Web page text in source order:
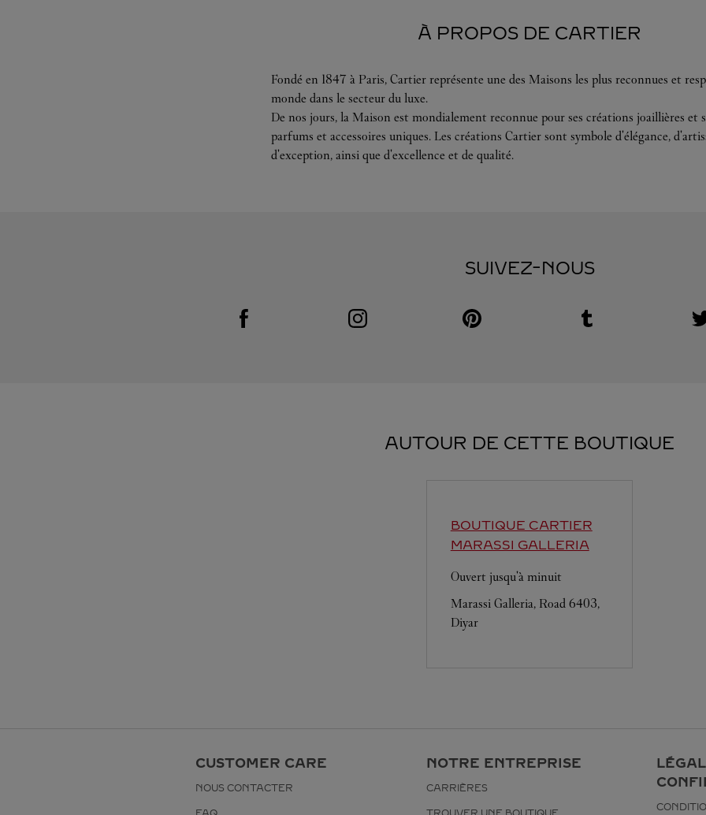
À PROPOS DE CARTIER
Fondé en 1847 à Paris, Cartier représente une des Maisons les plus reconnues et
monde dans le secteur du luxe.
De nos jours, la Maison est mondialement reconnue pour ses créations joaillières et
parfums et accessoires uniques. Les créations Cartier sont symbole d'élégance,
d'exception, ainsi que d'excellence et de qualité.
SUIVEZ-NOUS
Visit us on Facebook
Link Opens in New Tab Visit us on Instagram
Link Opens in New Tab Visit us on Pinterest
Link Opens in New Tab Visit us on Tumblr
Link Opens in New Tab
AUTOUR DE CETTE BOUTIQUE
BOUTIQUE CARTIER
MARASSI GALLERIA
Ouvert jusqu'à minuit
Marassi Galleria, Road 6403,
Diyar
CUSTOMER CARE
NOUS CONTACTER
NOTRE ENTREPRISE
CARRIÈRES